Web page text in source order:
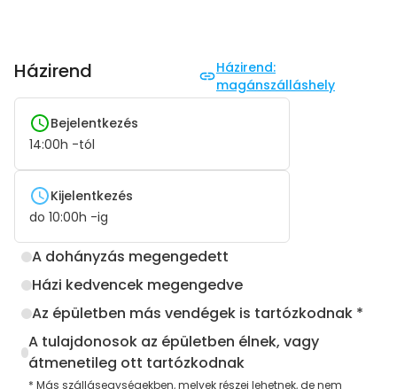
Házirend
Házirend:
magánszálláshely
Bejelentkezés
14:00h -tól
Kijelentkezés
do 10:00h -ig
A dohányzás megengedett
Házi kedvencek megengedve
Az épületben más vendégek is tartózkodnak *
A tulajdonosok az épületben élnek, vagy
átmenetileg ott tartózkodnak
* Más szállásegységekben, melyek részei lehetnek, de nem